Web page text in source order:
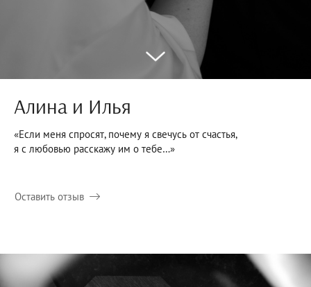
Алина и Илья
«Если меня спросят, почему я свечусь от счастья,
я с любовью расскажу им о тебе…»
Оставить отзыв